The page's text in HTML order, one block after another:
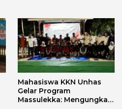
Mahasiswa KKN Unhas
Gelar Program
Massulekka: Mengungkap